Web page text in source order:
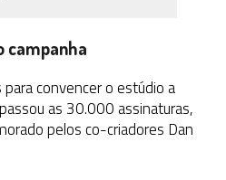
campanha
para convencer o estúdio a
as 30.000 assinaturas,
pelos co-criadores Dan